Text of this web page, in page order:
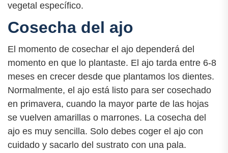
vegetal específico.
Cosecha del ajo
El momento de cosechar el ajo dependerá del
momento en que lo plantaste. El ajo tarda entre 6-8
meses en crecer desde que plantamos los dientes.
Normalmente, el ajo está listo para ser cosechado
en primavera, cuando la mayor parte de las hojas
se vuelven amarillas o marrones. La cosecha del
ajo es muy sencilla. Solo debes coger el ajo con
cuidado y sacarlo del sustrato con una pala.